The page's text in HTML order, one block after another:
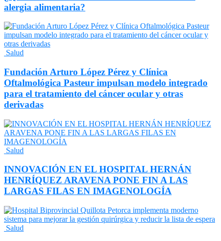
alergia alimentaria?
Salud
Fundación Arturo López Pérez y Clínica
Oftalmológica Pasteur impulsan modelo integrado
para el tratamiento del cáncer ocular y otras
derivadas
Salud
INNOVACIÓN EN EL HOSPITAL HERNÁN
HENRÍQUEZ ARAVENA PONE FIN A LAS
LARGAS FILAS EN IMAGENOLOGÍA
Salud